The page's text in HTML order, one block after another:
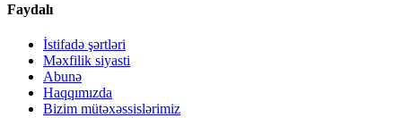
Faydalı
İstifadə şərtləri
Məxfilik siyasti
Abunə
Haqqımızda
Bizim mütəxəssislərimiz